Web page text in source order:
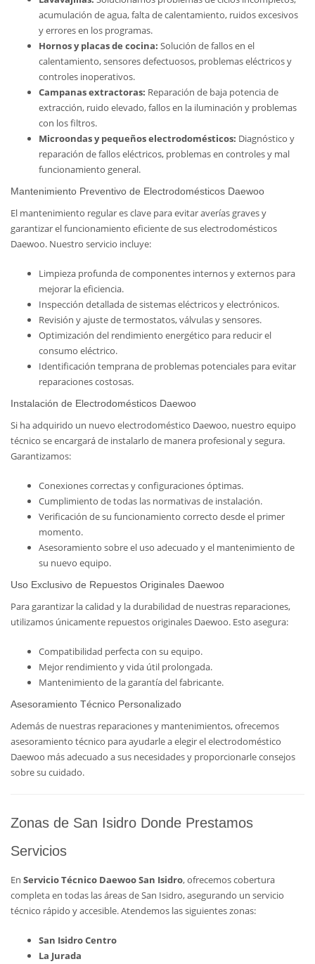
acumulación de agua, falta de calentamiento, ruidos excesivos
y errores en los programas.
Hornos y placas de cocina: Solución de fallos en el
calentamiento, sensores defectuosos, problemas eléctricos y
controles inoperativos.
Campanas extractoras: Reparación de baja potencia de
extracción, ruido elevado, fallos en la iluminación y problemas
con los filtros.
Microondas y pequeños electrodomésticos: Diagnóstico y
reparación de fallos eléctricos, problemas en controles y mal
funcionamiento general.
Mantenimiento Preventivo de Electrodomésticos Daewoo
El mantenimiento regular es clave para evitar averías graves y
garantizar el funcionamiento eficiente de sus electrodomésticos
Daewoo. Nuestro servicio incluye:
Limpieza profunda de componentes internos y externos para
mejorar la eficiencia.
Inspección detallada de sistemas eléctricos y electrónicos.
Revisión y ajuste de termostatos, válvulas y sensores.
Optimización del rendimiento energético para reducir el
consumo eléctrico.
Identificación temprana de problemas potenciales para evitar
reparaciones costosas.
Instalación de Electrodomésticos Daewoo
Si ha adquirido un nuevo electrodoméstico Daewoo, nuestro equipo
técnico se encargará de instalarlo de manera profesional y segura.
Garantizamos:
Conexiones correctas y configuraciones óptimas.
Cumplimiento de todas las normativas de instalación.
Verificación de su funcionamiento correcto desde el primer
momento.
Asesoramiento sobre el uso adecuado y el mantenimiento de
su nuevo equipo.
Uso Exclusivo de Repuestos Originales Daewoo
Para garantizar la calidad y la durabilidad de nuestras reparaciones,
utilizamos únicamente repuestos originales Daewoo. Esto asegura:
Compatibilidad perfecta con su equipo.
Mejor rendimiento y vida útil prolongada.
Mantenimiento de la garantía del fabricante.
Asesoramiento Técnico Personalizado
Además de nuestras reparaciones y mantenimientos, ofrecemos
asesoramiento técnico para ayudarle a elegir el electrodoméstico
Daewoo más adecuado a sus necesidades y proporcionarle consejos
sobre su cuidado.
Zonas de San Isidro Donde Prestamos
Servicios
En Servicio Técnico Daewoo San Isidro, ofrecemos cobertura
completa en todas las áreas de San Isidro, asegurando un servicio
técnico rápido y accesible. Atendemos las siguientes zonas:
San Isidro Centro
La Jurada